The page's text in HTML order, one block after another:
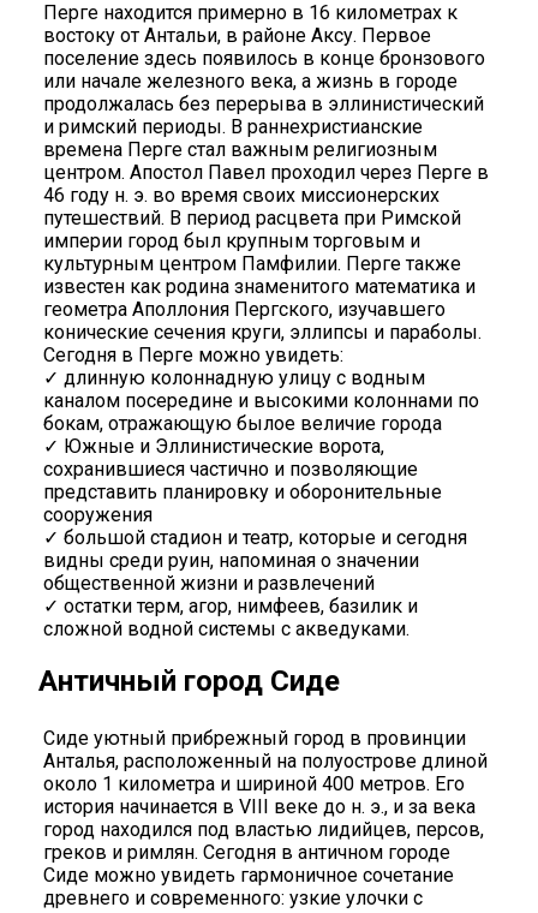
Перге находится примерно в 16 километрах к
востоку от Антальи, в районе Аксу. Первое
поселение здесь появилось в конце бронзового
или начале железного века, а жизнь в городе
продолжалась без перерыва в эллинистический
и римский периоды. В раннехристианские
времена Перге стал важным религиозным
центром. Апостол Павел проходил через Перге в
46 году н. э. во время своих миссионерских
путешествий. В период расцвета при Римской
империи город был крупным торговым и
культурным центром Памфилии. Перге также
известен как родина знаменитого математика и
геометра Аполлония Пергского, изучавшего
конические сечения круги, эллипсы и параболы.
Сегодня в Перге можно увидеть:
✓ длинную колоннадную улицу с водным
каналом посередине и высокими колоннами по
бокам, отражающую былое величие города
✓ Южные и Эллинистические ворота,
сохранившиеся частично и позволяющие
представить планировку и оборонительные
сооружения
✓ большой стадион и театр, которые и сегодня
видны среди руин, напоминая о значении
общественной жизни и развлечений
✓ остатки терм, агор, нимфеев, базилик и
сложной водной системы с акведуками.
Античный город Сиде
Сиде уютный прибрежный город в провинции
Анталья, расположенный на полуострове длиной
около 1 километра и шириной 400 метров. Его
история начинается в VIII веке до н. э., и за века
город находился под властью лидийцев, персов,
греков и римлян. Сегодня в античном городе
Сиде можно увидеть гармоничное сочетание
древнего и современного: узкие улочки с